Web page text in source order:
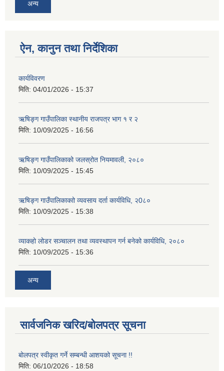
अन्य
ऐन, कानुन तथा निर्देशिका
कार्यविवरण
मिति: 04/01/2026 - 15:37
ऋषिङ्ग गाउँपालिका स्थानीय राजपत्र भाग १ र २
मिति: 10/09/2025 - 16:56
ऋषिङ्ग गाउँपालिकाको जलस्रोत नियमावली, २०८०
मिति: 10/09/2025 - 15:45
ऋषिङ्ग गाउँपालिकाकाो व्यवसाय दर्ता कार्यविधि, २0८०
मिति: 10/09/2025 - 15:38
व्याकहो लोडर सञ्चालन तथा व्यवस्थापन गर्न बनेको कार्यविधि, २०८०
मिति: 10/09/2025 - 15:36
अन्य
सार्वजनिक खरिद/बोलपत्र सूचना
बोलपत्र स्वीकृत गर्ने सम्बन्धी आशयको सूचना !!
मिति: 06/10/2026 - 18:58